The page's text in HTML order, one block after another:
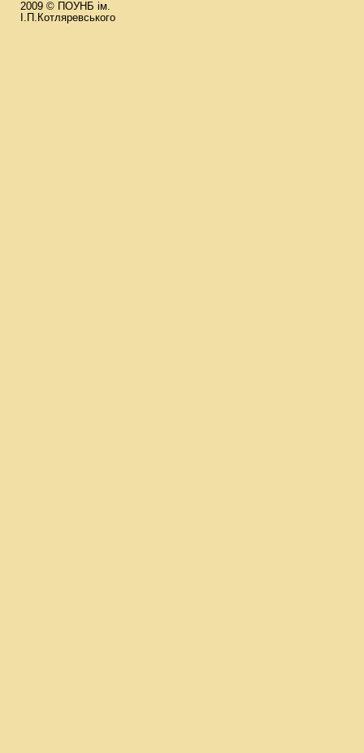
2009 © ПОУНБ ім.
І.П.Котляревського